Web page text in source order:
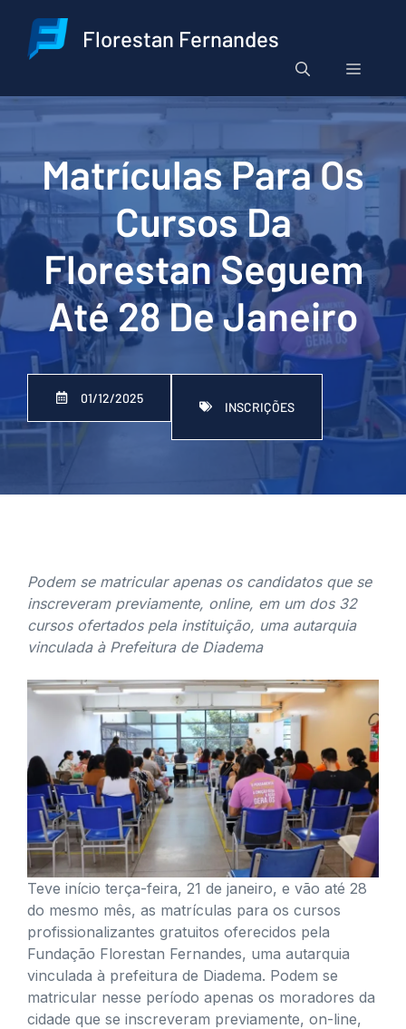
para
Florestan Fernandes
Menu
Matrículas Para Os
Cursos Da
Florestan Seguem
Até 28 De Janeiro
01/12/2025
INSCRIÇÕES
Podem se matricular apenas os candidatos que se
inscreveram previamente, online, em um dos 32
cursos ofertados pela instituição, uma autarquia
vinculada à Prefeitura de Diadema
Teve início terça-feira, 21 de janeiro, e vão até 28
do mesmo mês, as matrículas para os cursos
profissionalizantes gratuitos oferecidos pela
Fundação Florestan Fernandes, uma autarquia
vinculada à prefeitura de Diadema. Podem se
matricular nesse período apenas os moradores da
cidade que se inscreveram previamente, on-line,